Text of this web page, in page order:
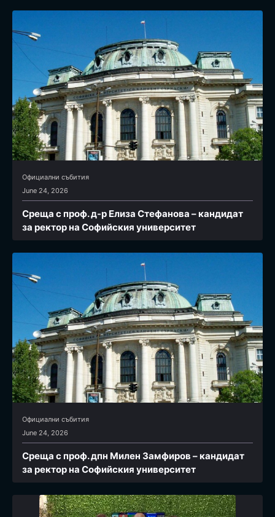
Официални събития
June 24, 2026
Среща с проф. д-р Елиза Стефанова – кандидат
за ректор на Софийския университет
Официални събития
June 24, 2026
Среща с проф. дпн Милен Замфиров – кандидат
за ректор на Софийския университет